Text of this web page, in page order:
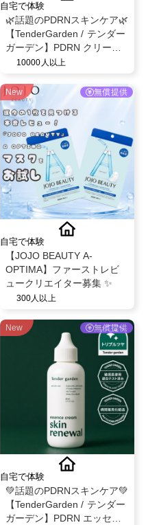
自宅で体験
🌿話題のPDRNスキンケア🌿
【TenderGarden / テンダー
ガーデン】PDRN クリーム
シートマスク 30g × 5枚 モ
10000人以上
New 無償提供
自宅で体験
【JOJO BEAUTY A-
OPTIMA】ファーストレビ
ュークリエイター募集 ✨
300人以上
New 無償提供
自宅で体験
💚話題のPDRNスキンケア💚
【TenderGarden / テンダー
ガーデン】PDRN エッセン